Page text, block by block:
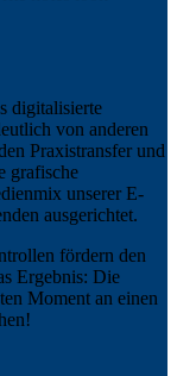
digitalisierte
von anderen
Praxistransfer und
grafische
unserer E-
ausgerichtet.
fördern den
Ergebnis: Die
Moment an einen